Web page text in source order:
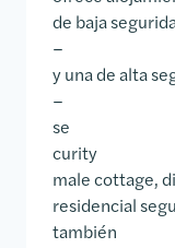
de baja
–
y una de alta
–
se
curity
male cottage,
residencial
también